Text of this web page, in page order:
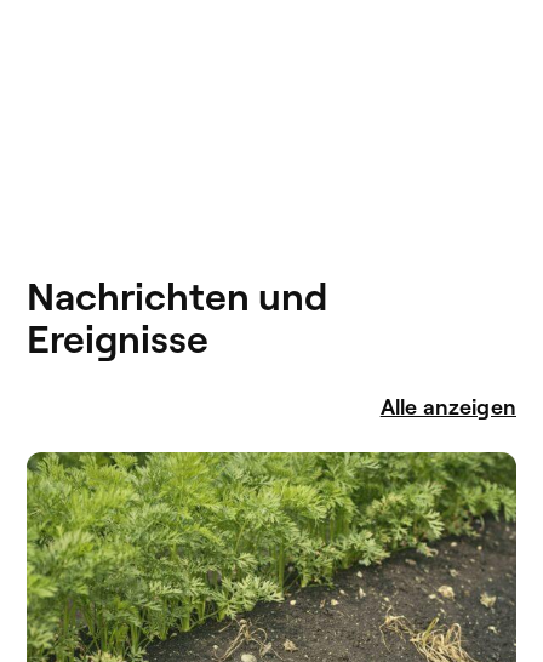
Nachrichten und
Ereignisse
Alle anzeigen